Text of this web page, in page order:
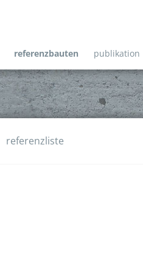
referenzbauten publikation
referenzliste